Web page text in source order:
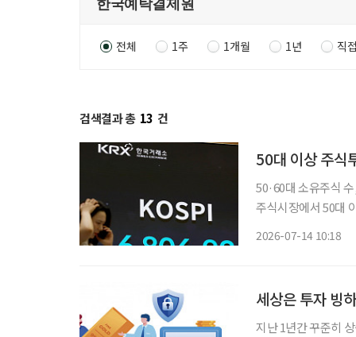
전체 1주 1개월 1년 직
검색결과 총 13 건
50대 이상 주식
50·60대 소유주식 수
주식시장에서 50대
2026-07-14 10:18
세상은 투자 빙
지난 1년간 꾸준히